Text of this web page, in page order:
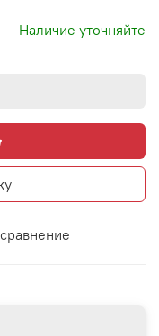
Наличие уточняйте